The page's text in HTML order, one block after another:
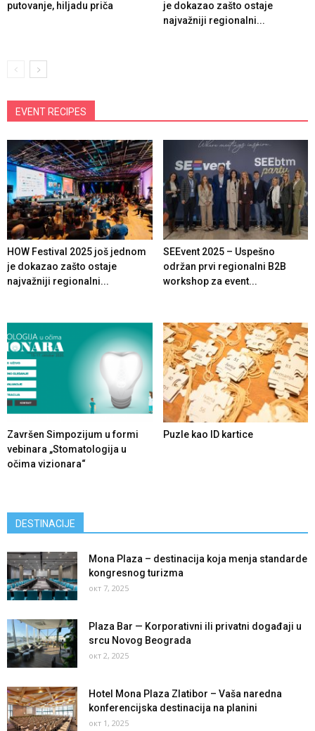
putovanje, hiljadu priča
je dokazao zašto ostaje
najvažniji regionalni...
EVENT RECIPES
HOW Festival 2025 još jednom
je dokazao zašto ostaje
najvažniji regionalni...
SEEvent 2025 – Uspešno
održan prvi regionalni B2B
workshop za event...
Završen Simpozijum u formi
vebinara „Stomatologija u
očima vizionara“
Puzle kao ID kartice
DESTINACIJE
Mona Plaza – destinacija koja menja standarde
kongresnog turizma
окт 7, 2025
Plaza Bar — Korporativni ili privatni događaji u
srcu Novog Beograda
окт 2, 2025
Hotel Mona Plaza Zlatibor – Vaša naredna
konferencijska destinacija na planini
окт 1, 2025